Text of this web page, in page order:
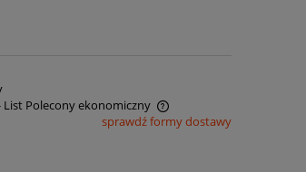
List Polecony ekonomiczny
sprawdź formy dostawy